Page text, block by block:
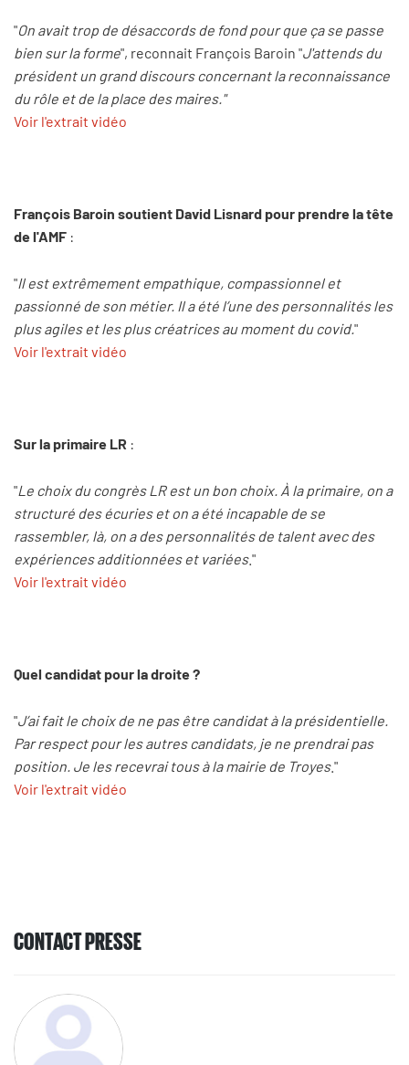
"On avait trop de désaccords de fond pour que ça se passe
bien sur la forme", reconnait François Baroin "J'attends du
président un grand discours concernant la reconnaissance
du rôle et de la place des maires."
Voir l'extrait vidéo
François Baroin soutient David Lisnard pour prendre la tête
de l'AMF :
"Il est extrêmement empathique, compassionnel et
passionné de son métier. Il a été l’une des personnalités les
plus agiles et les plus créatrices au moment du covid."
Voir l'extrait vidéo
Sur la primaire LR :
"Le choix du congrès LR est un bon choix. À la primaire, on a
structuré des écuries et on a été incapable de se
rassembler, là, on a des personnalités de talent avec des
expériences additionnées et variées."
Voir l'extrait vidéo
Quel candidat pour la droite ?
"J’ai fait le choix de ne pas être candidat à la présidentielle.
Par respect pour les autres candidats, je ne prendrai pas
position. Je les recevrai tous à la mairie de Troyes."
Voir l'extrait vidéo
CONTACT PRESSE